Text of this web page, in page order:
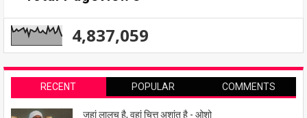
4,837,059
RECENT POPULAR COMMENTS
जहां लालच है, वहां चित्त अशांत है - ओशो